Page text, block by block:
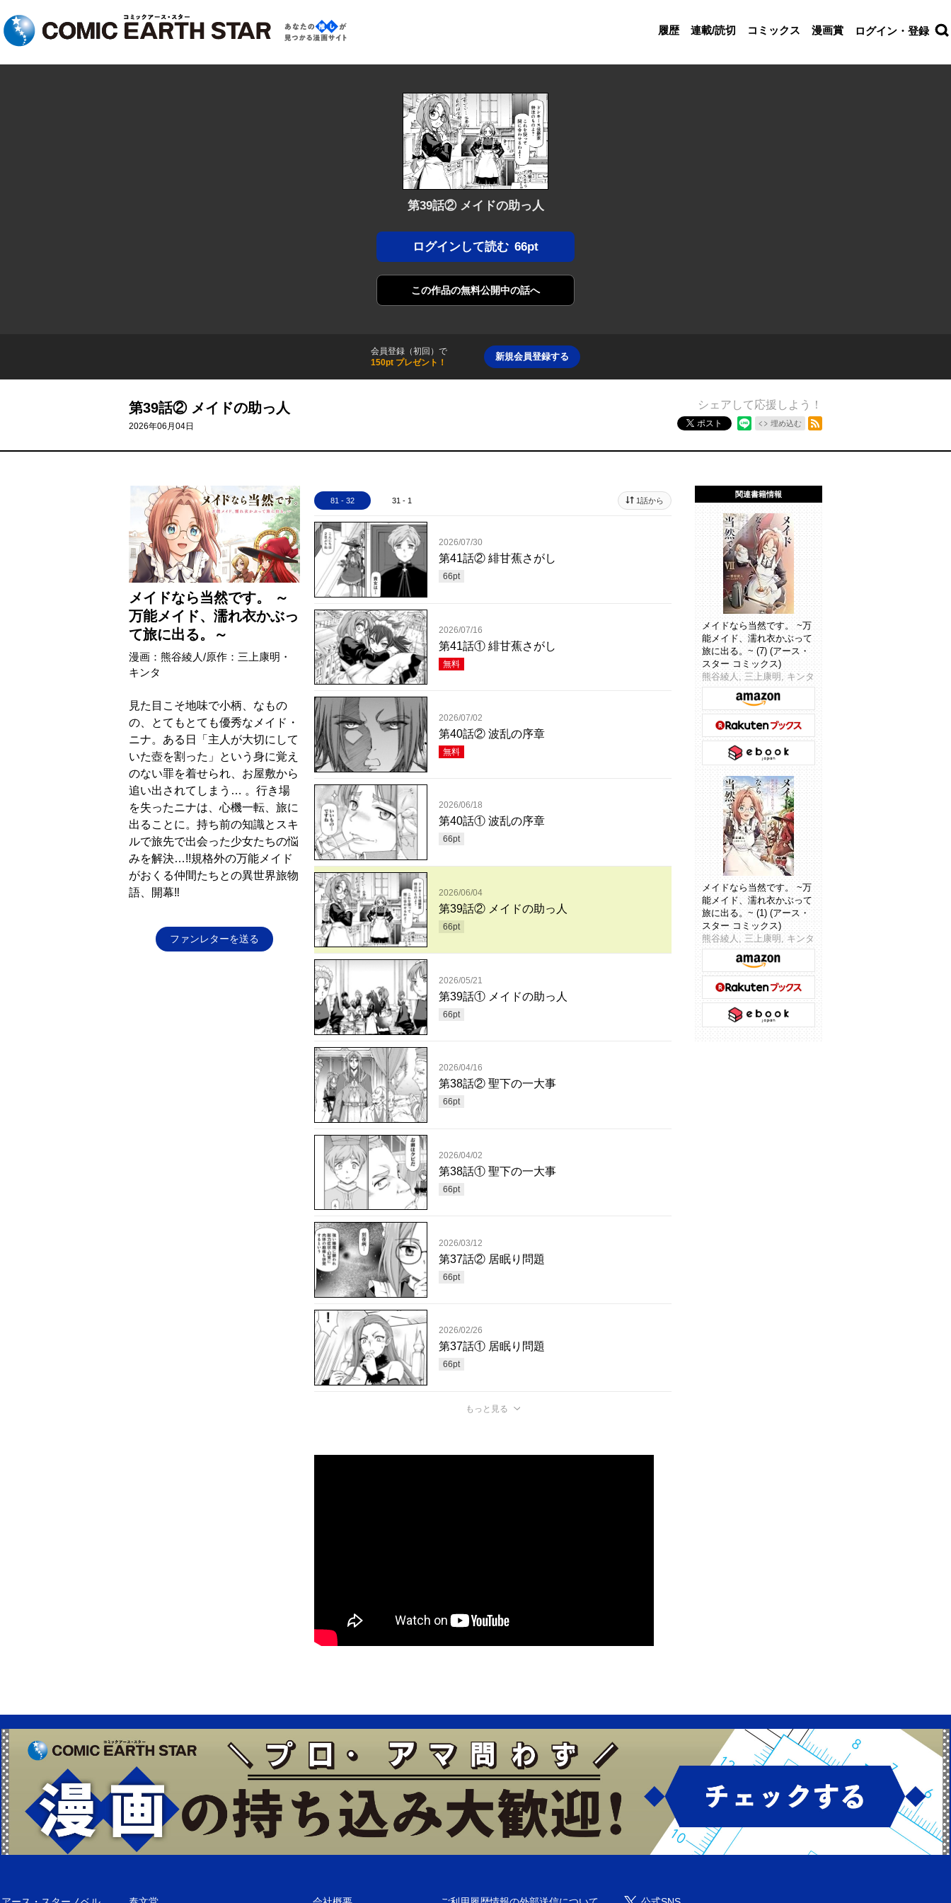
コミック アース・スター あなたの推しが見つかる漫画サイト 履歴 連載/読切 コミックス 漫画賞 ログイン・登録
第39話② メイドの助っ人
ログインして読む 66pt
この作品の無料公開中の話へ
会員登録（初回）で
150pt プレゼント！
新規会員登録する
第39話② メイドの助っ人
2026年06月04日
シェアして応援しよう！
ポスト 埋め込む
メイドなら当然です。 ～
万能メイド、濡れ衣かぶっ
て旅に出る。～
漫画：熊谷綾人/原作：三上康明・
キンタ
見た目こそ地味で小柄、なもの
の、とてもとても優秀なメイド・
ニナ。ある日「主人が大切にして
いた壺を割った」という身に覚え
のない罪を着せられ、お屋敷から
追い出されてしまう… 。行き場
を失ったニナは、心機一転、旅に
出ることに。持ち前の知識とスキ
ルで旅先で出会った少女たちの悩
みを解決…!!規格外の万能メイド
がおくる仲間たちとの異世界旅物
語、開幕‼
ファンレターを送る
81 - 32 31 - 1 1話から
2026/07/30
第41話② 緋甘蕉さがし
66pt
2026/07/16
第41話① 緋甘蕉さがし
無料
2026/07/02
第40話② 波乱の序章
無料
2026/06/18
第40話① 波乱の序章
66pt
2026/06/04
第39話② メイドの助っ人
66pt
2026/05/21
第39話① メイドの助っ人
66pt
2026/04/16
第38話② 聖下の一大事
66pt
2026/04/02
第38話① 聖下の一大事
66pt
2026/03/12
第37話② 居眠り問題
66pt
2026/02/26
第37話① 居眠り問題
66pt
もっと見る
関連書籍情報
メイドなら当然です。 ~万
能メイド、濡れ衣かぶって
旅に出る。~ (7) (アース・
スター コミックス)
熊谷綾人, 三上康明, キンタ
メイドなら当然です。 ~万
能メイド、濡れ衣かぶって
旅に出る。~ (1) (アース・
スター コミックス)
熊谷綾人, 三上康明, キンタ